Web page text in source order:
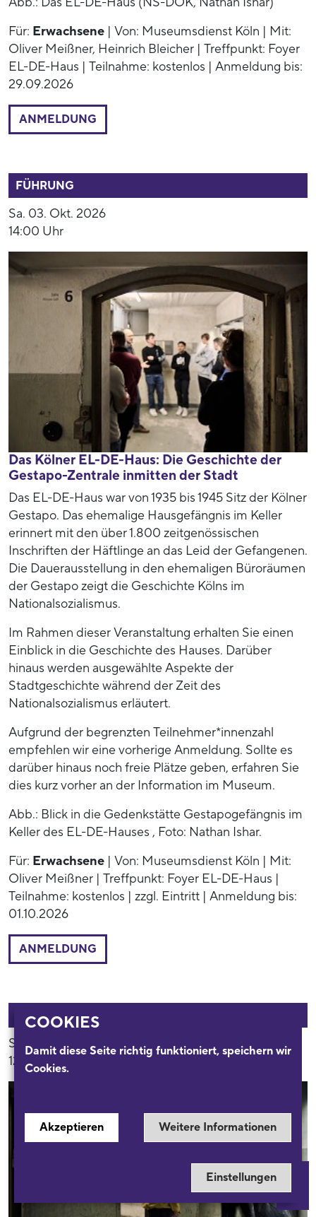
COOKIES
Damit diese Seite richtig funktioniert, speichern wir
Cookies.
Akzeptieren Weitere Informationen
Einstellungen
Für: Erwachsene | Von: Museumsdienst Köln | Mit:
Oliver Meißner, Heinrich Bleicher | Treffpunkt: Foyer
EL-DE-Haus | Teilnahme: kostenlos | Anmeldung bis:
29.09.2026
ANMELDUNG
FÜHRUNG
Sa. 03. Okt. 2026
14:00 Uhr
Das Kölner EL-DE-Haus: Die Geschichte der
Gestapo-Zentrale inmitten der Stadt
Das EL-DE-Haus war von 1935 bis 1945 Sitz der Kölner
Gestapo. Das ehemalige Hausgefängnis im Keller
erinnert mit den über 1.800 zeitgenössischen
Inschriften der Häftlinge an das Leid der Gefangenen.
Die Dauerausstellung in den ehemaligen Büroräumen
der Gestapo zeigt die Geschichte Kölns im
Nationalsozialismus.
Im Rahmen dieser Veranstaltung erhalten Sie einen
Einblick in die Geschichte des Hauses. Darüber
hinaus werden ausgewählte Aspekte der
Stadtgeschichte während der Zeit des
Nationalsozialismus erläutert.
Aufgrund der begrenzten Teilnehmer*innenzahl
empfehlen wir eine vorherige Anmeldung. Sollte es
darüber hinaus noch freie Plätze geben, erfahren Sie
dies kurz vorher an der Information im Museum.
Abb.: Blick in die Gedenkstätte Gestapogefängnis im
Keller des EL-DE-Hauses , Foto: Nathan Ishar.
Für: Erwachsene | Von: Museumsdienst Köln | Mit:
Oliver Meißner | Treffpunkt: Foyer EL-DE-Haus |
Teilnahme: kostenlos | zzgl. Eintritt | Anmeldung bis:
01.10.2026
ANMELDUNG
FÜHRUNG
Sa. 10. Okt. 2026
12:00 Uhr